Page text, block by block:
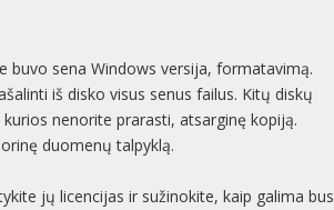
sena Windows versija, formatavimą.
iš disko visus senus failus. Kitų diskų
nenorite prarasti, atsarginę kopiją.
duomenų talpyklą.
jų licencijas ir sužinokite, kaip galima bus